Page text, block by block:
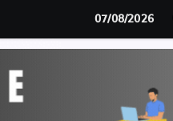
ნანუკა
მოთავსება,
ხორცი შეჰქონდათ
07/08/2026